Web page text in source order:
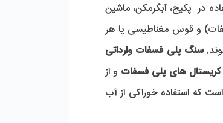
لباسشویی و ظرفشویی کاربرد ویژه ای دارد. فیلترهای رسوب گیر خانگی به طور کلی توسط یکی از دو روش شیمیایی (پلی فسفات) و قوس مغناطیسی یا هر
کریستال های پلی فسفات
و از